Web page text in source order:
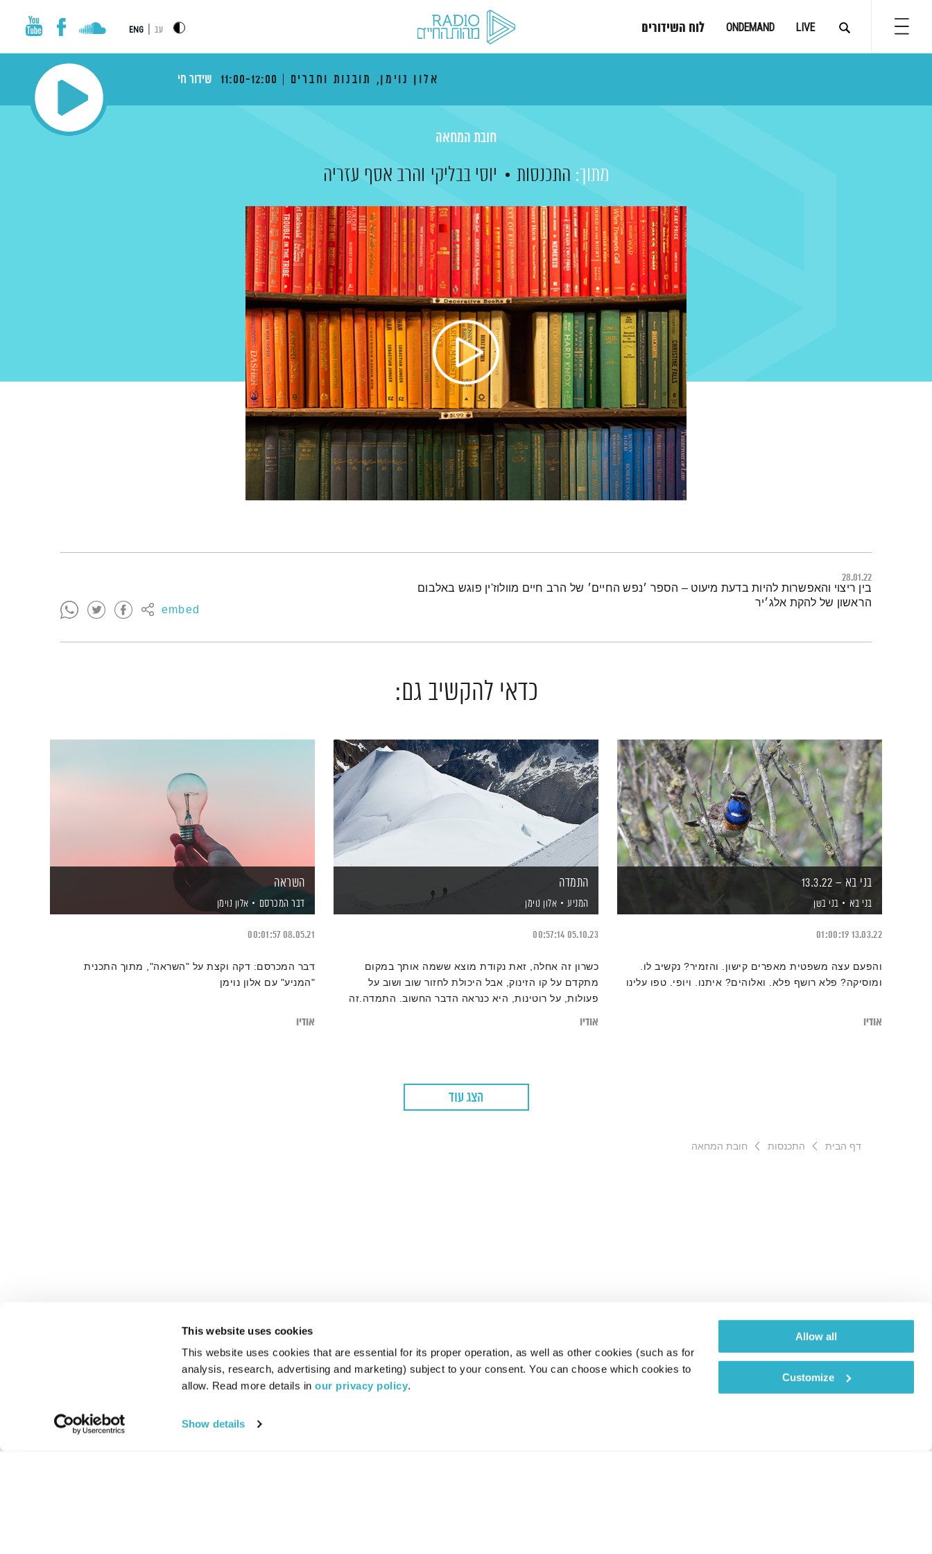
This website uses cookies
This website uses cookies that are essential for its proper operation, as well as other cookies (such as for
analysis, research, advertising and marketing) subject to your consent. You can choose which cookies to
allow. Read more details in our privacy policy.
Show details
Allow all
Customize
LIVE
ONDEMAND לוח השידורים עב ENG
אלון נוימן, תובנות וחברים 11:00-12:00 שידור חי
חובת המחאה
מתוך: התכנסות יוסי בבליקי והרב אסף עזריה
28.01.22
embed
תמצית הפודקאסט
בין ריצוי והאפשרות להיות בדעת מיעוט – הספר ׳נפש החיים׳ של הרב חיים מוולוז'ין פוגש באלבום
הראשון של להקת אלג׳יר
כדאי להקשיב גם:
בני בא – 13.3.22
בני בא בני בשן
13.03.22
01:00:19
והפעם עצה משפטית מאפרים קישון. והזמיר? נקשיב לו.
ומוסיקה? פלא רושף פלא. ואלוהים? איתנו. ויופי. טפו עלינו
אודיו
התמדה
המניע אלון נוימן
05.10.23
00:57:14
כשרון זה אחלה, זאת נקודת מוצא ששמה אותך במקום
מתקדם על קו הזינוק, אבל היכולת לחזור שוב ושוב על
פעולות, על רוטינות, היא כנראה הדבר החשוב. התמדה.זה
אודיו
השראה
דבר המכרסם אלון נוימן
08.05.21
00:01:57
דבר המכרסם: דקה וקצת על "השראה", מתוך התכנית
"המניע" עם אלון נוימן
אודיו
הצג עוד
דף הבית התכנסות חובת המחאה